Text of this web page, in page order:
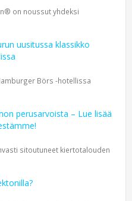
on noussut yhdeksi
uusitussa klassikko
Börs -hotellissa
perusarvoista – Lue lisää
sitoutuneet kiertotalouden